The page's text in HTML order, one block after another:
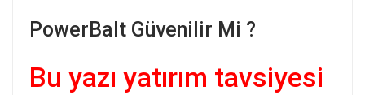
PowerBalt Güvenilir Mi ?
Bu yazı yatırım tavsiyesi